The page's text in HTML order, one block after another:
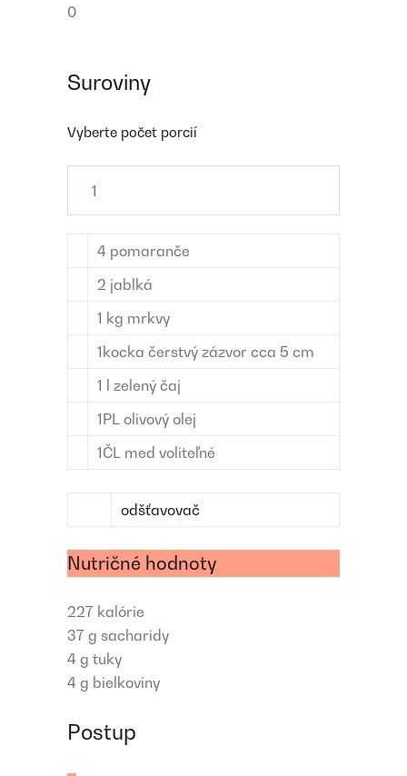
0
Suroviny
Vyberte počet porcií
4 pomaranče
2 jablká
1 kg mrkvy
1 kocka čerstvý zázvor cca 5 cm
1
zelený čaj
1PL olivový olej
1ČL med voliteľné
odšťavovač
Nutričné hodnoty
227 kalórie
37 g sacharidy
4 g tuky
4 g bielkoviny
Postup